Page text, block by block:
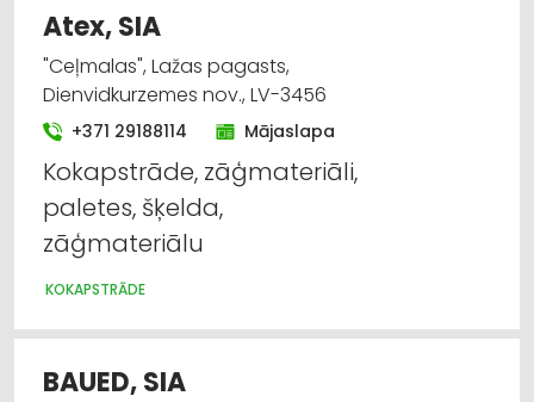
Atex, SIA
"Ceļmalas", Lažas pagasts,
Dienvidkurzemes nov., LV-3456
+371 29188114 Mājaslapa
Kokapstrāde, zāģmateriāli,
paletes, šķelda,
zāģmateriālu
KOKAPSTRĀDE
BAUED, SIA